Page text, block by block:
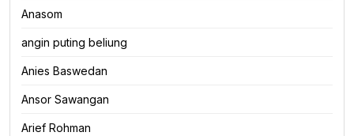
Anasom
angin puting beliung
Anies Baswedan
Ansor Sawangan
Arief Rohman